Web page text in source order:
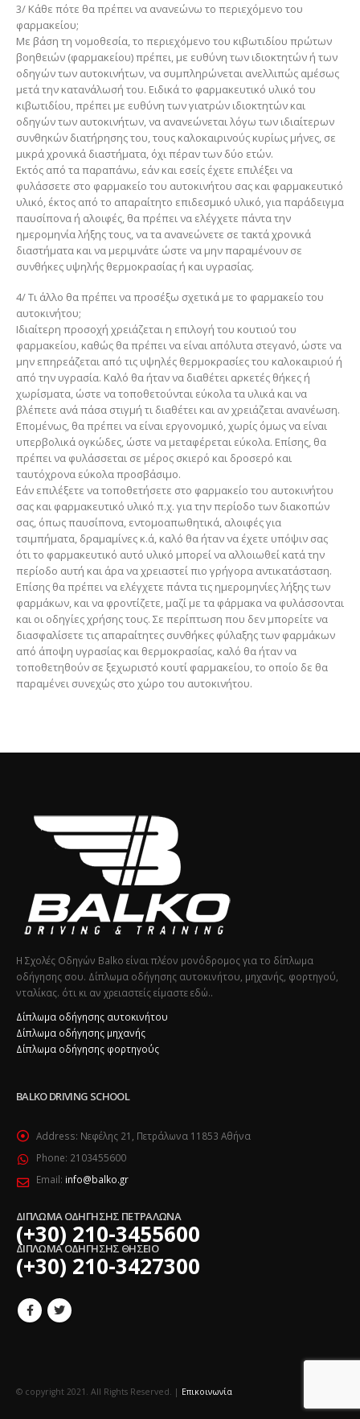
3/ Κάθε πότε θα πρέπει να ανανεώνω το περιεχόμενο του
φαρμακείου;
Με βάση τη νομοθεσία, το περιεχόμενο του κιβωτιδίου πρώτων
βοηθειών (φαρμακείου) πρέπει, με ευθύνη των ιδιοκτητών ή των
οδηγών των αυτοκινήτων, να συμπληρώνεται ανελλιπώς αμέσως
μετά την κατανάλωσή του. Ειδικά το φαρμακευτικό υλικό του
κιβωτιδίου, πρέπει με ευθύνη των γιατρών ιδιοκτητών και
οδηγών των αυτοκινήτων, να ανανεώνεται λόγω των ιδιαίτερων
συνθηκών διατήρησης του, τους καλοκαιρινούς κυρίως μήνες, σε
μικρά χρονικά διαστήματα, όχι πέραν των δύο ετών.
Εκτός από τα παραπάνω, εάν και εσείς έχετε επιλέξει να
φυλάσσετε στο φαρμακείο του αυτοκινήτου σας και φαρμακευτικό
υλικό, έκτος από το απαραίτητο επιδεσμικό υλικό, για παράδειγμα
παυσίπονα ή αλοιφές, θα πρέπει να ελέγχετε πάντα την
ημερομηνία λήξης τους, να τα ανανεώνετε σε τακτά χρονικά
διαστήματα και να μεριμνάτε ώστε να μην παραμένουν σε
συνθήκες υψηλής θερμοκρασίας ή και υγρασίας.
4/ Τι άλλο θα πρέπει να προσέξω σχετικά με το φαρμακείο του
αυτοκινήτου;
Ιδιαίτερη προσοχή χρειάζεται η επιλογή του κουτιού του
φαρμακείου, καθώς θα πρέπει να είναι απόλυτα στεγανό, ώστε να
μην επηρεάζεται από τις υψηλές θερμοκρασίες του καλοκαιριού ή
από την υγρασία. Καλό θα ήταν να διαθέτει αρκετές θήκες ή
χωρίσματα, ώστε να τοποθετούνται εύκολα τα υλικά και να
βλέπετε ανά πάσα στιγμή τι διαθέτει και αν χρειάζεται ανανέωση.
Επομένως, θα πρέπει να είναι εργονομικό, χωρίς όμως να είναι
υπερβολικά ογκώδες, ώστε να μεταφέρεται εύκολα. Επίσης, θα
πρέπει να φυλάσσεται σε μέρος σκιερό και δροσερό και
ταυτόχρονα εύκολα προσβάσιμο.
Εάν επιλέξετε να τοποθετήσετε στο φαρμακείο του αυτοκινήτου
σας και φαρμακευτικό υλικό π.χ. για την περίοδο των διακοπών
σας, όπως παυσίπονα, εντομοαπωθητικά, αλοιφές για
τσιμπήματα, δραμαμίνες κ.ά, καλό θα ήταν να έχετε υπόψιν σας
ότι το φαρμακευτικό αυτό υλικό μπορεί να αλλοιωθεί κατά την
περίοδο αυτή και άρα να χρειαστεί πιο γρήγορα αντικατάσταση.
Επίσης θα πρέπει να ελέγχετε πάντα τις ημερομηνίες λήξης των
φαρμάκων, και να φροντίζετε, μαζί με τα φάρμακα να φυλάσσονται
και οι οδηγίες χρήσης τους. Σε περίπτωση που δεν μπορείτε να
διασφαλίσετε τις απαραίτητες συνθήκες φύλαξης των φαρμάκων
από άποψη υγρασίας και θερμοκρασίας, καλό θα ήταν να
τοποθετηθούν σε ξεχωριστό κουτί φαρμακείου, το οποίο δε θα
παραμένει συνεχώς στο χώρο του αυτοκινήτου.
Η Σχολές Οδηγών Balko είναι πλέον μονόδρομος για το δίπλωμα
οδήγησης σου. Δίπλωμα οδήγησης αυτοκινήτου, μηχανής, φορτηγού,
νταλίκας. ότι κι αν χρειαστείς είμαστε εδώ..
Δίπλωμα οδήγησης αυτοκινήτου
Δίπλωμα οδήγησης μηχανής
Δίπλωμα οδήγησης φορτηγούς
BALKO DRIVING SCHOOL
Address: Νεφέλης 21, Πετράλωνα 11853 Αθήνα
Phone: 2103455600
Email: info@balko.gr
ΔΙΠΛΩΜΑ ΟΔΗΓΗΣΗΣ ΠΕΤΡΑΛΩΝΑ
(+30) 210-3455600
ΔΙΠΛΩΜΑ ΟΔΗΓΗΣΗΣ ΘΗΣΕΙΟ
(+30) 210-3427300
© copyright 2021. All Rights Reserved. | Επικοινωνία